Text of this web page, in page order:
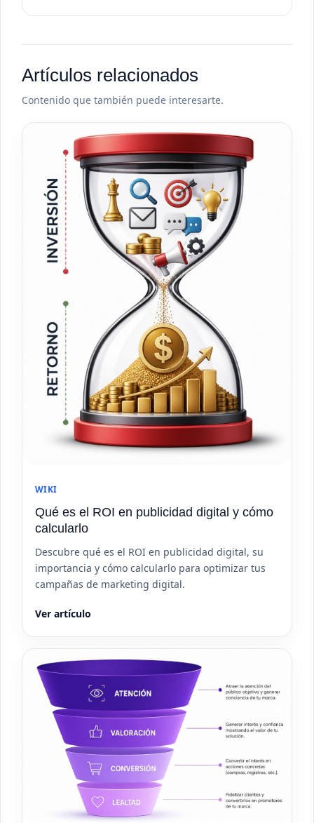
Artículos relacionados
Contenido que también puede interesarte.
WIKI
Qué es el ROI en publicidad digital y cómo
calcularlo
Descubre qué es el ROI en publicidad digital, su
importancia y cómo calcularlo para optimizar tus
campañas de marketing digital.
Ver artículo